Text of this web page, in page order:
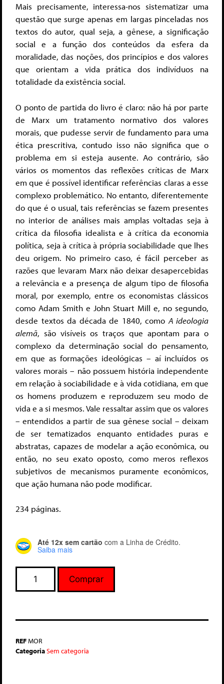
Mais precisamente, interessa-nos sistematizar uma
questão que surge apenas em largas pinceladas nos
textos do autor, qual seja, a gênese, a significação
social e a função dos conteúdos da esfera da
moralidade, das noções, dos princípios e dos valores
que orientam a vida prática dos indivíduos na
totalidade da existência social.
O ponto de partida do livro é claro: não há por parte
de Marx um tratamento normativo dos valores
morais, que pudesse servir de fundamento para uma
ética prescritiva, contudo isso não significa que o
problema em si esteja ausente. Ao contrário, são
vários os momentos das reflexões críticas de Marx
em que é possível identificar referências claras a esse
complexo problemático. No entanto, diferentemente
do que é o usual, tais referências se fazem presentes
no interior de análises mais amplas voltadas seja à
crítica da filosofia idealista e à crítica da economia
política, seja à crítica à própria sociabilidade que lhes
deu origem. No primeiro caso, é fácil perceber as
razões que levaram Marx não deixar desapercebidas
a relevância e a presença de algum tipo de filosofia
moral, por exemplo, entre os economistas clássicos
como Adam Smith e John Stuart Mill e, no segundo,
desde textos da década de 1840, como A ideologia
alemã, são visíveis os traços que apontam para o
complexo da determinação social do pensamento,
em que as formações ideológicas – aí incluídos os
valores morais – não possuem história independente
em relação à sociabilidade e à vida cotidiana, em que
os homens produzem e reproduzem seu modo de
vida e a si mesmos. Vale ressaltar assim que os valores
– entendidos a partir de sua gênese social – deixam
de ser tematizados enquanto entidades puras e
abstratas, capazes de modelar a ação econômica, ou
então, no seu exato oposto, como meros reflexos
subjetivos de mecanismos puramente econômicos,
que ação humana não pode modificar.
234 páginas.
Até 12x sem cartão com a Linha de Crédito.
Saiba mais
Comprar
REFMOR
CategoriaSem categoria